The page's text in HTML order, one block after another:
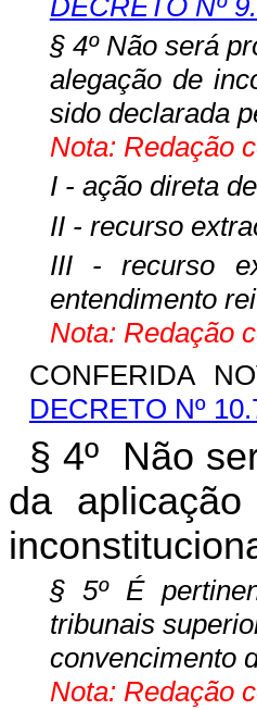
§ 4º Não será
alegação de
sido declarada
Nota: Redação
I - ação direta
II - recurso
III - recurso
entendimento
Nota: Redação
CONFERIDA
DECRETO Nº
§ 4º Não
da
§ 5º É
tribunais
convencimento
Nota: Redação